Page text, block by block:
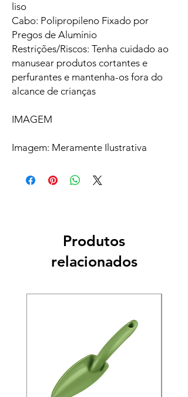
liso
Cabo: Polipropileno Fixado por
Pregos de Alumínio
Restrições/Riscos: Tenha cuidado ao
manusear produtos cortantes e
perfurantes e mantenha-os fora do
alcance de crianças
IMAGEM
Imagem: Meramente Ilustrativa
Produtos
relacionados